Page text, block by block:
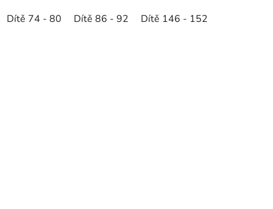
Dítě 74 - 80 Dítě 86 - 92 Dítě 146 - 152